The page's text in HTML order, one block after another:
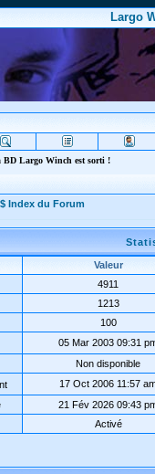
Largo
Largo Winch est sorti !
Index du Forum
Valeur
4911
1213
100
05 Mar 2003 09:31
Non disponible
17 Oct 2006 11:57
21 Fév 2026 09:43
Activé